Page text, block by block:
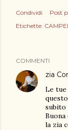
Condividi
Post
Etichette:
COMMENTI
zia
Le tue
subito
Buona
la zia